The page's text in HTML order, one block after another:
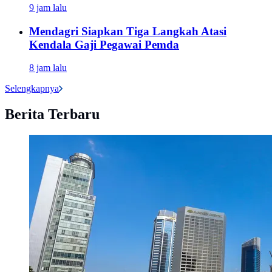
9 jam lalu
Mendagri Siapkan Tiga Langkah Atasi
Kendala Gaji Pegawai Pemda
8 jam lalu
Selengkapnya
Berita Terbaru